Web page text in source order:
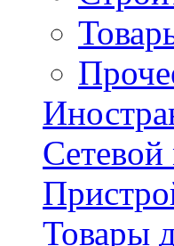
Сетевой
Товары